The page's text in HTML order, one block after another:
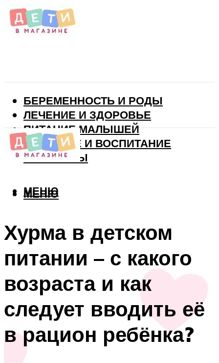
БЕРЕМЕННОСТЬ И РОДЫ
ЛЕЧЕНИЕ И ЗДОРОВЬЕ
ПИТАНИЕ МАЛЫШЕЙ
РАЗВИТИЕ И ВОСПИТАНИЕ
ВИТАМИНЫ
МЕНЮ
МЕНЮ
Хурма в детском
питании – с какого
возраста и как
следует вводить её
в рацион ребёнка?